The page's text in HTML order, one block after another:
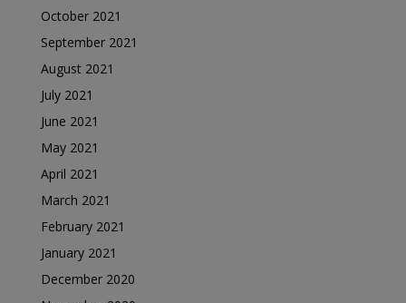
October 2021
September 2021
August 2021
July 2021
June 2021
May 2021
April 2021
March 2021
February 2021
January 2021
December 2020